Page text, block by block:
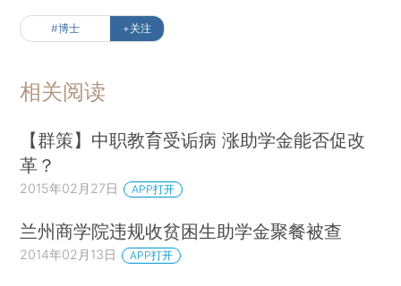
#博士 +关注
相关阅读
【群策】中职教育受诟病 涨助学金能否促改
革？
2015年02月27日 APP打开
兰州商学院违规收贫困生助学金聚餐被查
2014年02月13日 APP打开